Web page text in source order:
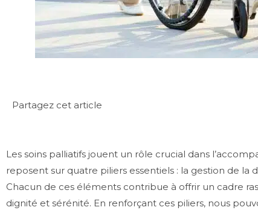
Partagez cet article
Les soins palliatifs jouent un rôle crucial dans
reposent sur quatre piliers essentiels : la gestion de la
Chacun de ces éléments contribue à offrir un cadre
dignité et sérénité. En renforçant ces piliers, nous